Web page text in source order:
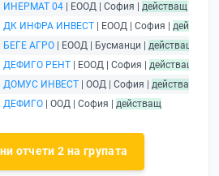
ИНЕРМАТ 04 | ЕООД | София | действащ
ДК ИНФРА ИНВЕСТ | ЕООД | София | действащ
БЕГЕ АГРО | ЕООД | Бусманци | действащ
ДЕФИГО РЕНТ | ЕООД | София | действащ
ДОМУС ИНВЕСТ | ООД | София | действащ
ДЕФИГО | ООД | София | действащ
отчети 2 на групата